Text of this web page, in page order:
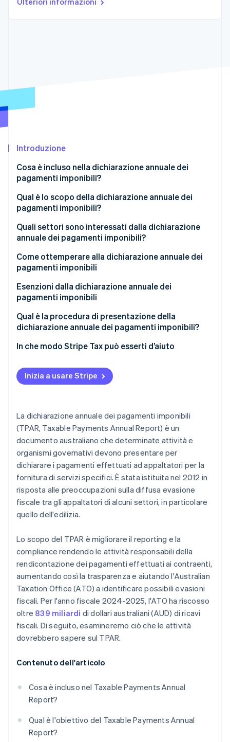
Scopri cosa ti aspetta
Radar
Verifica online dell'identità
Stripe Sessions 2026
Scopri come Stripe sta costruendo l'infrastruttura
Introduzione
Cosa è incluso nella dichiarazione annuale dei
pagamenti imponibili?
Qual è lo scopo della dichiarazione annuale dei
pagamenti imponibili?
Migliorare la conformità fiscale
Scoraggiare l’evasione fiscale
Garantire l’equità nel sistema fiscale
Aiutare nelle attività di revisione e applicazione
Raccolta di dati per l’analisi economica
Quali settori sono interessati dalla dichiarazione
annuale dei pagamenti imponibili?
Settori obbligati
Settori con requisiti TPAR condizionali
Requisiti TPAR per le attività straniere
Come ottemperare alla dichiarazione annuale dei
pagamenti imponibili
Passaggio 1: identificare e organizzare i pagamenti
degli appaltatori da dichiarare
Passaggio 2: calcolare i totali e verificare i registri
Passaggio 3: presentare il TPAR all’ATO e
conservare i registri
Esenzioni dalla dichiarazione annuale dei
pagamenti imponibili
Esenzioni TPAR comuni per la maggior parte delle
attività
Servizi esenti all’interno dei settori con TPAR
Esenzioni TPAR per i contratti governativi
Altre considerazioni per la compliance
Qual è la procedura di presentazione della
dichiarazione annuale dei pagamenti imponibili?
Presenta il tuo TPAR elettronicamente
Presenta il tuo TPAR in formato cartaceo (meno
comune)
In che modo Stripe Tax può esserti d’aiuto
Inizia a usare Stripe
La dichiarazione annuale dei pagamenti imponibili
(TPAR, Taxable Payments Annual Report) è un
documento australiano che determinate attività e
organismi governativi devono presentare per
dichiarare i pagamenti effettuati ad appaltatori per la
fornitura di servizi specifici. È stata istituita nel 2012 in
risposta alle preoccupazioni sulla diffusa evasione
fiscale tra gli appaltatori di alcuni settori, in particolare
quello dell'edilizia.
Lo scopo del TPAR è migliorare il reporting e la
compliance rendendo le attività responsabili della
rendicontazione dei pagamenti effettuati ai contraenti,
aumentando così la trasparenza e aiutando l'Australian
Taxation Office (ATO) a identificare possibili evasioni
fiscali. Per l'anno fiscale 2024-2025, l'ATO ha riscosso
oltre 839 miliardi di dollari australiani (AUD) di ricavi
fiscali. Di seguito, esamineremo ciò che le attività
dovrebbero sapere sul TPAR.
Contenuto dell'articolo
Cosa è incluso nel Taxable Payments Annual
Report?
Qual è l'obiettivo del Taxable Payments Annual
Report?